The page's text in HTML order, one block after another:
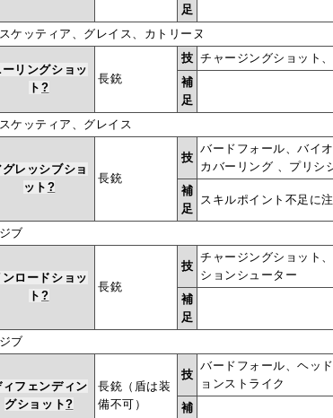
足
ケッティア、グレイス、カトリーヌ
ーリングショッ
ト ?
長銃
技 チャージングショット
補
足
ケッティア、グレイス
グレッシブショ
ット ?
長銃
技
バードフォール、バイ
カバーリング 、プリシ
補
足
スキルポイント不足に
ブ
ンロードショッ
ト ?
長銃
技
チャージングショット
ションシューター
補
足
ブ
ィフェンディン
グショット?
長銃（盾は装
備不可）
技
バードフォール、ヘッ
ョンストライク
補